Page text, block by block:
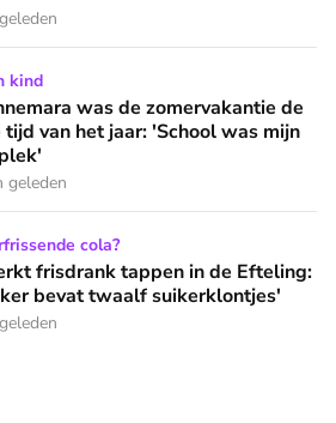
de zomervakantie de naarste tijd van
kind
was de zomervakantie de
tijd van het jaar: 'School was mijn
geleden
in de Efteling: 'Een beker
cola?
frisdrank tappen in de Efteling:
bevat twaalf suikerklontjes'